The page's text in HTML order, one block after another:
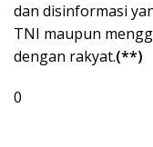
dan disinformasi
TNI maupun
dengan rakyat.(**)
0